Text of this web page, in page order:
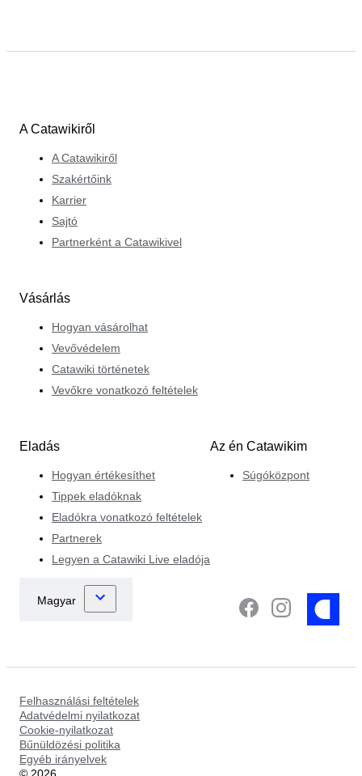
A Catawikiről
A Catawikiről
Szakértőink
Karrier
Sajtó
Partnerként a Catawikivel
Vásárlás
Hogyan vásárolhat
Vevővédelem
Catawiki történetek
Vevőkre vonatkozó feltételek
Eladás
Hogyan értékesíthet
Tippek eladóknak
Eladókra vonatkozó feltételek
Partnerek
Legyen a Catawiki Live eladója
Az én Catawikim
Súgóközpont
Felhasználási feltételek
Adatvédelmi nyilatkozat
Cookie-nyilatkozat
Bűnüldözési politika
Egyéb irányelvek